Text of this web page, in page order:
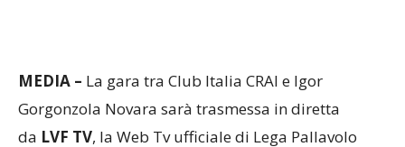
MEDIA –La gara tra Club Italia CRAI e Igor